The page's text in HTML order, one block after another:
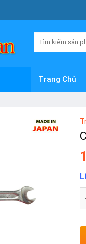
Trang Chủ